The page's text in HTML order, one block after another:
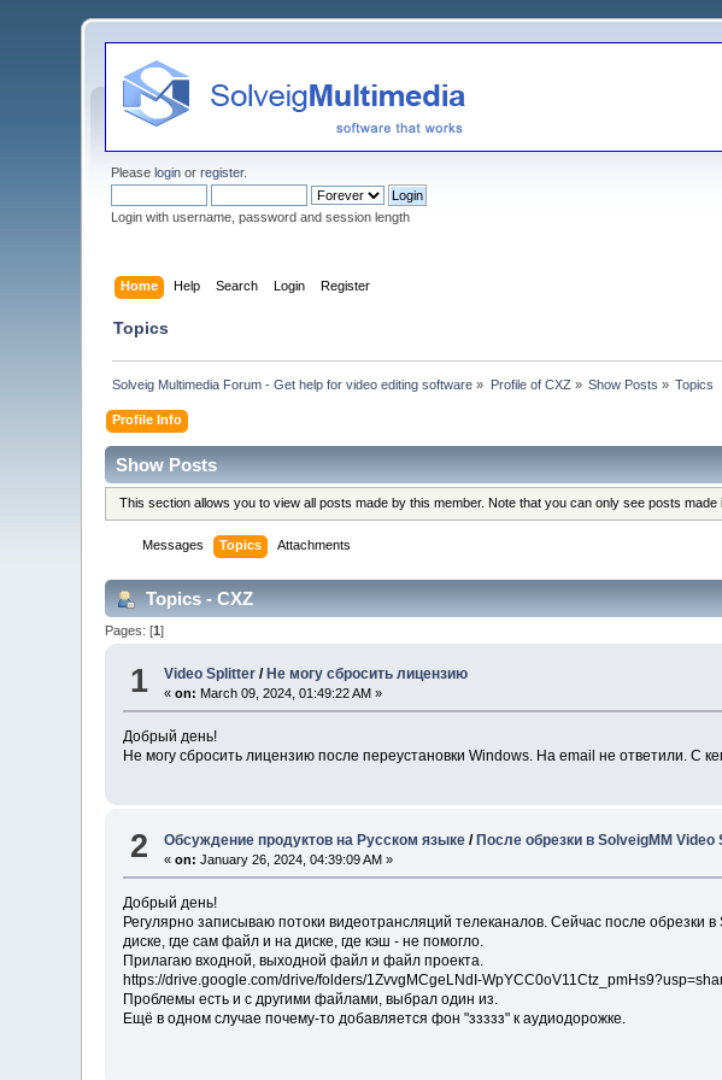
Pleaselogin orregister.
Login with username, password and session length
Home Help Search Login Register
Topics
Solveig Multimedia Forum - Get help for video editing software » Profile of CXZ » Show Posts » Topics
Profile Info
Show Posts
This section allows you to view all posts made by this member. Note that you can only see posts
Messages Topics Attachments
Topics - CXZ
Pages: [1]
1 Video Splitter / Не могу сбросить лицензию
«on: March 09, 2024, 01:49:22 AM »
Добрый день!
Не могу сбросить лицензию после переустановки Windows. На email не ответили. С
2 Обсуждение продуктов на Русском языке /После обрезки в SolveigMM
«on: January 26, 2024, 04:39:09 AM »
Добрый день!
Регулярно записываю потоки видеотрансляций телеканалов. Сейчас после
диске, где сам файл и на диске, где кэш - не помогло.
Прилагаю входной, выходной файл и файл проекта.
https://drive.google.com/drive/folders/1ZvvgMCgeLNdI-
Проблемы есть и с другими файлами, выбрал один из.
Ещё в одном случае почему-то добавляется фон "ззззз" к аудиодорожке.